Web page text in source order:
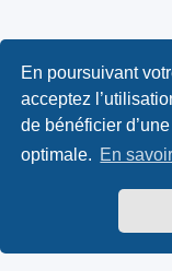
En poursuivant
acceptez
de bénéficier
optimale. En